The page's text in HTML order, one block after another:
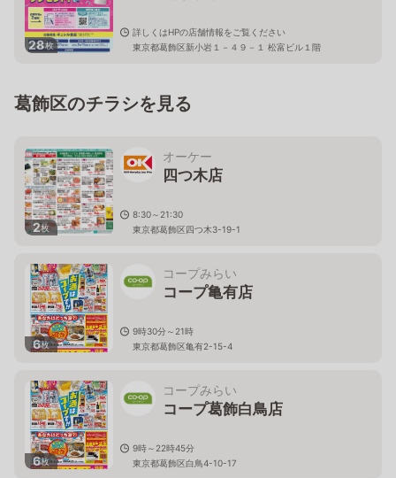
28枚
詳しくはHPの店舗情報をご覧ください
東京都葛飾区新小岩１－４９－１ 松富ビル１階
葛飾区のチラシを見る
2枚
オーケー
四つ木店
8:30～21:30
東京都葛飾区四つ木3-19-1
6枚
コープみらい
コープ亀有店
9時30分～21時
東京都葛飾区亀有2-15-4
6枚
コープみらい
コープ葛飾白鳥店
9時～22時45分
東京都葛飾区白鳥4-10-17